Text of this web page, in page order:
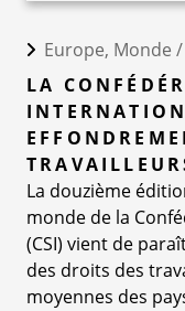
Europe, Monde /
LA
La douzième
monde de la
(CSI) vient de
des droits des
moyennes des